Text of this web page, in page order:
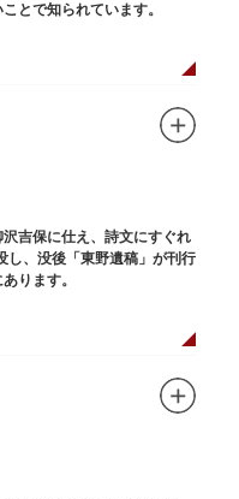
とで知られています。
吉保に仕え、詩文にすぐれ
し、没後「東野遺稿」が刊行
ります。